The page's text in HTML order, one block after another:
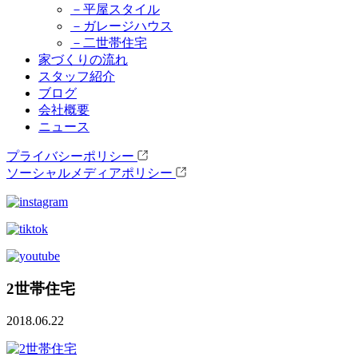
－平屋スタイル
－ガレージハウス
－二世帯住宅
家づくりの流れ
スタッフ紹介
ブログ
会社概要
ニュース
プライバシーポリシー
ソーシャルメディアポリシー
2世帯住宅
2018.06.22